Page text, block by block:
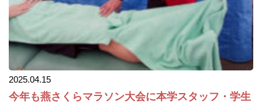
2025.04.15
今年も燕さくらマラソン大会に本学スタッフ・学生